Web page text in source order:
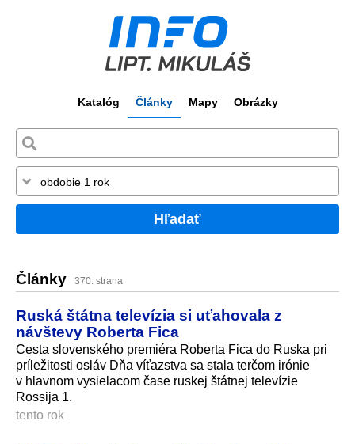
Katalóg Články Mapy Obrázky
Hľadať
Články 370. strana
Ruská štátna televízia si uťahovala z
návštevy Roberta Fica
Cesta slovenského premiéra Roberta Fica do Ruska pri
príležitosti osláv Dňa víťazstva sa stala terčom irónie
v hlavnom vysielacom čase ruskej štátnej televízie
Rossija 1.
tento rok